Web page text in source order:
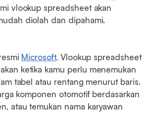
vlookup spreadsheet akan
diolah dan dipahami.
Microsoft, Vlookup spreadsheet
ketika kamu perlu menemukan
tabel atau rentang menurut baris.
komponen otomotif berdasarkan
atau temukan nama karyawan